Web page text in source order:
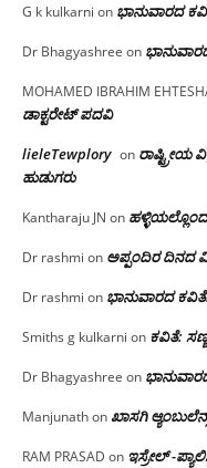
G k kulkarni on ಭಾನುವಾರದ
Dr Bhagyashree on
MOHAMED IBRAHIM
ಡಾಕ್ಟರೇಟ್ ಪದವಿ
lieleTewplory on ರಾಷ್ಟ್ರೀಯ
ಹುಡುಗರು
Kantharaju JN on
Dr rashmi on ಅಪ್ಪಂದಿರ ದಿನದ
Dr rashmi on ಭಾನುವಾರದ
Smiths g kulkarni on ಕವಿತೆ:
Dr Bhagyashree on
Manjunathonಖಾಸಗಿ
RAM PRASAD on ಇಸ್ರೇಲ್ -